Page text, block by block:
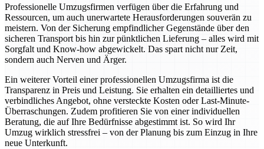
Professionelle Umzugsfirmen verfügen über die Erfahrung und
Ressourcen, um auch unerwartete Herausforderungen souverän zu
meistern. Von der Sicherung empfindlicher Gegenstände über den
sicheren Transport bis hin zur pünktlichen Lieferung – alles wird mit
Sorgfalt und Know-how abgewickelt. Das spart nicht nur Zeit,
sondern auch Nerven und Ärger.
Ein weiterer Vorteil einer professionellen Umzugsfirma ist die
Transparenz in Preis und Leistung. Sie erhalten ein detailliertes und
verbindliches Angebot, ohne versteckte Kosten oder Last-Minute-
Überraschungen. Zudem profitieren Sie von einer individuellen
Beratung, die auf Ihre Bedürfnisse abgestimmt ist. So wird Ihr
Umzug wirklich stressfrei – von der Planung bis zum Einzug in Ihre
neue Unterkunft.